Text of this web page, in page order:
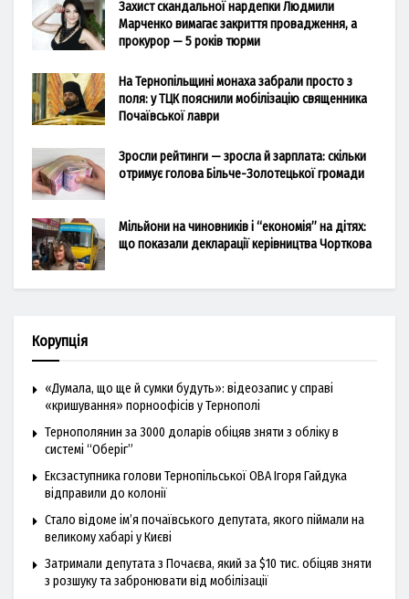
Захист скандальної нардепки Людмили
Марченко вимагає закриття провадження, а
прокурор — 5 років тюрми
На Тернопільщині монаха забрали просто з
поля: у ТЦК пояснили мобілізацію священника
Почаївської лаври
Зросли рейтинги — зросла й зарплата: скільки
отримує голова Більче-Золотецької громади
Мільйони на чиновників і “економія” на дітях:
що показали декларації керівництва Чорткова
Корупція
«Думала, що ще й сумки будуть»: відеозапис у справі
«кришування» порноофісів у Тернополі
Тернополянин за 3000 доларів обіцяв зняти з обліку в
системі “Оберіг”
Ексзаступника голови Тернопільської ОВА Ігоря Гайдука
відправили до колонії
Стало відоме ім’я почаївського депутата, якого піймали на
великому хабарі у Києві
Затримали депутата з Почаєва, який за $10 тис. обіцяв зняти
з розшуку та забронювати від мобілізації